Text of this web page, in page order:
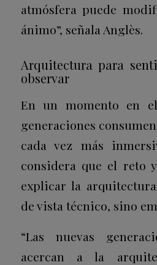
atmósfera puede
ánimo”, señala Anglès.
Arquitectura para
observar
En un momento en
generaciones
cada vez más
considera que el reto
explicar la
de vista técnico, sino
“Las nuevas
acercan a la